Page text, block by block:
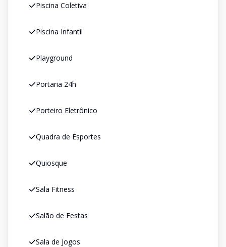
Piscina Coletiva
Piscina Infantil
Playground
Portaria 24h
Porteiro Eletrônico
Quadra de Esportes
Quiosque
Sala Fitness
Salão de Festas
Sala de Jogos